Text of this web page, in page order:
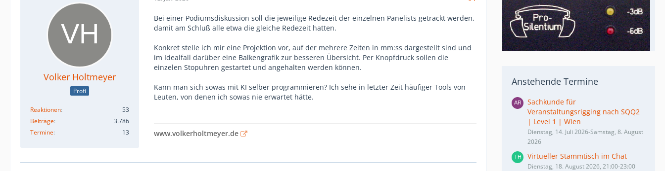
Volker Holtmeyer
Profi
Reaktionen
53
Beiträge
3.786
Termine
13
Bei einer Podiumsdiskussion soll die jeweilige Redezeit der einzelnen Panelists getrackt werden,
damit am Schluß alle etwa die gleiche Redezeit hatten.
Konkret stelle ich mir eine Projektion vor, auf der mehrere Zeiten in mm:ss dargestellt sind und
im Idealfall darüber eine Balkengrafik zur besseren Übersicht. Per Knopfdruck sollen die
einzelen Stopuhren gestartet und angehalten werden können.
Kann man sich sowas mit KI selber programmieren? Ich sehe in letzter Zeit häufiger Tools von
Leuten, von denen ich sowas nie erwartet hätte.
www.volkerholtmeyer.de
Anstehende Termine
Sachkunde für
Veranstaltungsrigging nach SQQ2
| Level 1 | Wien
Dienstag, 14. Juli 2026-Samstag, 8. August
2026
Virtueller Stammtisch im Chat
Dienstag, 18. August 2026, 21:00-23:00